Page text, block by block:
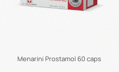
Menarini Prostamol 60 caps